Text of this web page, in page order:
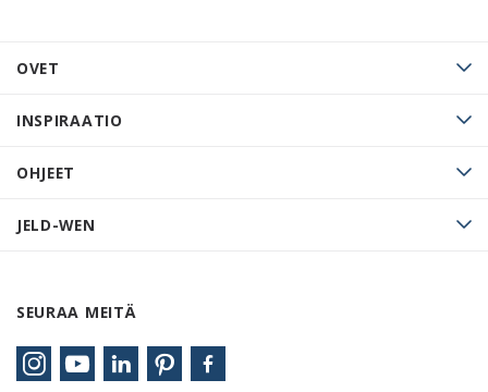
OVET
INSPIRAATIO
OHJEET
JELD-WEN
SEURAA MEITÄ